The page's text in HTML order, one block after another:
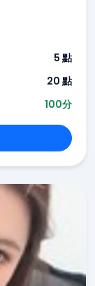
5 點
20 點
100分